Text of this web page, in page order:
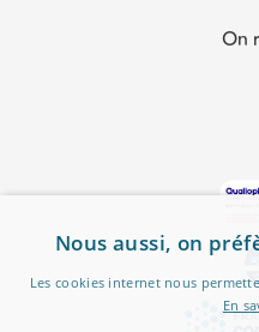
On
Nous aussi, on
Les cookies internet nous
En